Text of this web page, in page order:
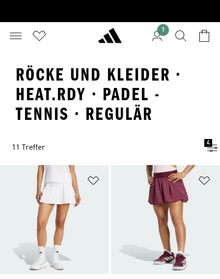
1
RÖCKE UND KLEIDER ·
HEAT.RDY · PADEL -
TENNIS · REGULÄR
11 Treffer
4
Zur Wunschliste hinzufügen